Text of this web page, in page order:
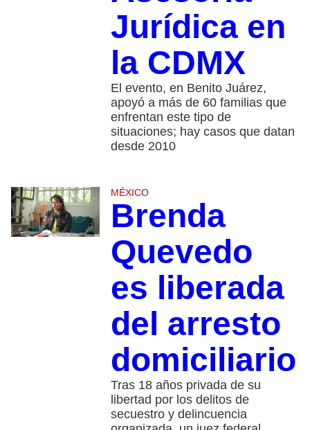
Jurídica en
la CDMX
El evento, en Benito Juárez,
apoyó a más de 60 familias que
enfrentan este tipo de
situaciones; hay casos que datan
desde 2010
MÉXICO
Brenda
Quevedo
es liberada
del arresto
domiciliario
Tras 18 años privada de su
libertad por los delitos de
secuestro y delincuencia